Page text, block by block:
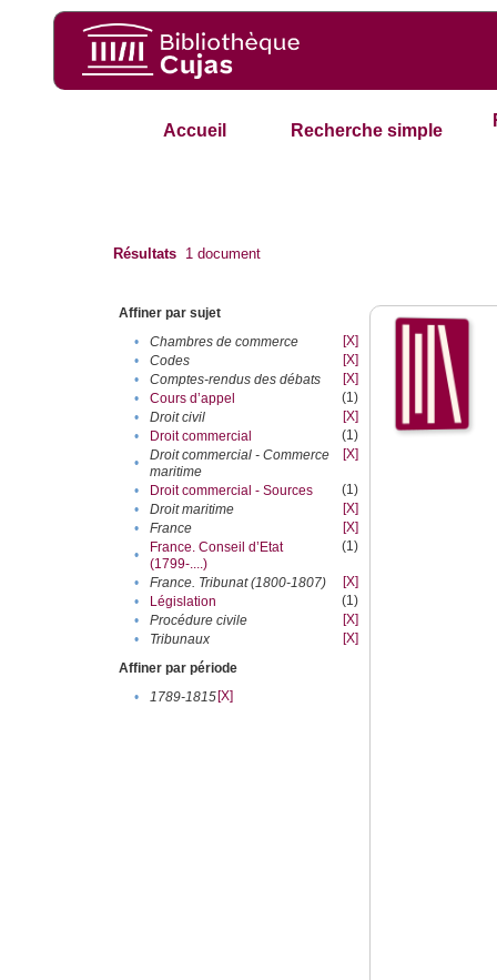
Accueil Recherche simple
Résultats 1 document
Affiner par sujet
•
Chambres de commerce
[X]
•
Codes
[X]
•
Comptes-rendus des débats
[X]
•
Cours d’appel
(1)
•
Droit civil
[X]
•
Droit commercial
(1)
•
Droit commercial - Commerce
maritime
[X]
• Droit commercial - Sources
(1)
•
Droit maritime
[X]
•
France
[X]
•
France. Conseil d’Etat
(1799-....)
(1)
• France. Tribunat (1800-1807)
[X]
•
Législation
(1)
•
Procédure civile
[X]
•
Tribunaux
[X]
Affiner par période
•
1789-1815[X]